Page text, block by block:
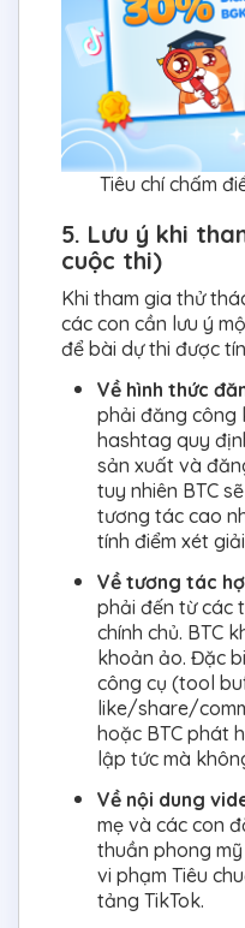
Tiêu chí chấm
5. Lưu ý khi
cuộc thi)
Khi tham gia thử
các con cần lưu ý
để bài dự thi được
Về hình thức
phải đăng công
hashtag quy
sản xuất và
tuy nhiên BTC
tương tác cao
tính điểm xét
Về tương tác
phải đến từ các
chính chủ. BTC
khoản ảo. Đặc
công cụ (tool
like/share/
hoặc BTC phát
lập tức mà
Về nội dung
mẹ và các con
thuần phong
vi phạm Tiêu
tảng TikTok.